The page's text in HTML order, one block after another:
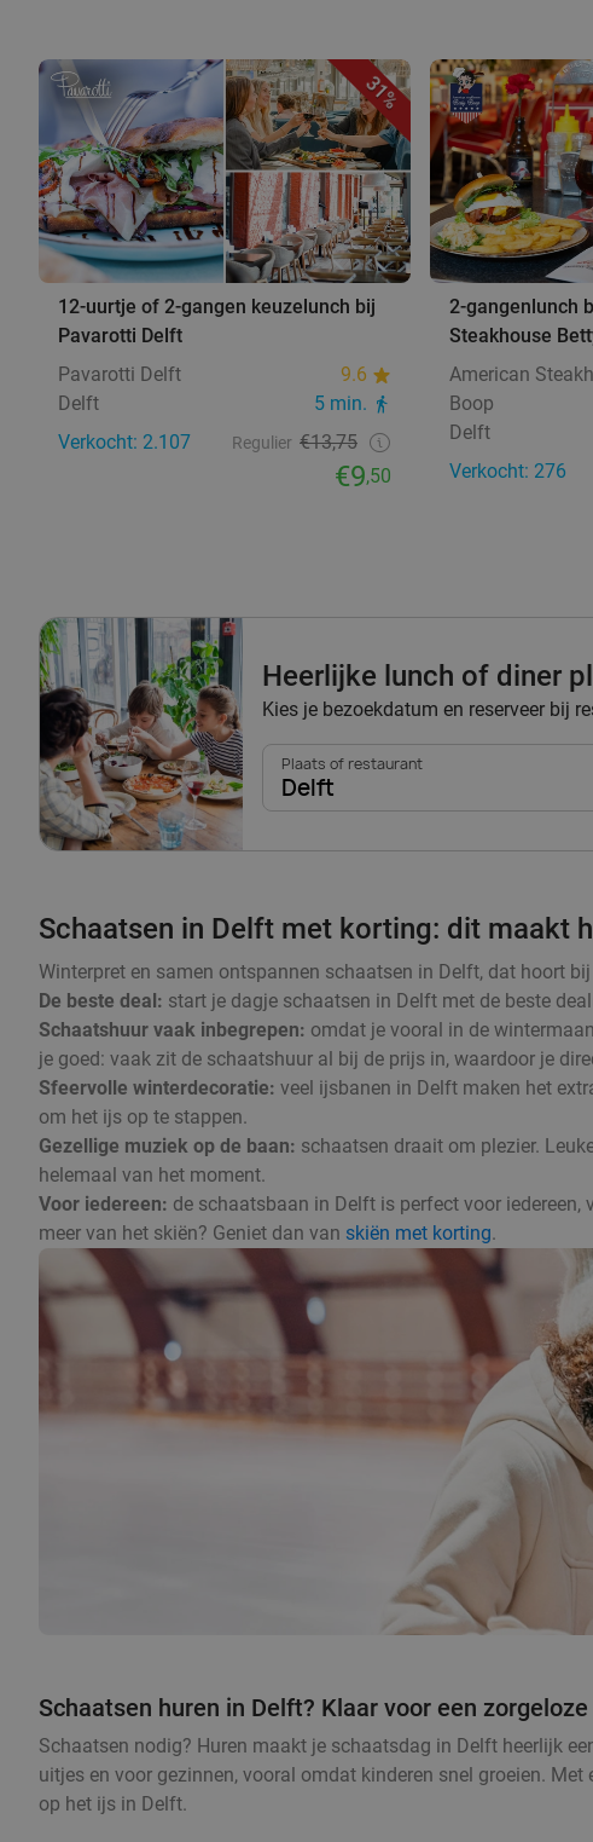
31%
12-uurtje of 2-gangen keuzelunch bij
Pavarotti Delft
Pavarotti Delft
9.6
Delft
5 min.
Verkocht: 2.107
Regulier €13,75
€9,50
2-gangenlunch
Steakhouse
American
Boop
Delft
Verkocht: 276
Heerlijke lunch of diner
Kies je bezoekdatum en reserveer bij
Plaats of restaurant
Delft
Schaatsen in Delft met korting: dit maakt
Winterpret en samen ontspannen schaatsen in Delft, dat hoort
De beste deal: start je dagje schaatsen in Delft met de beste
Schaatshuur vaak inbegrepen: omdat je vooral in de
je goed: vaak zit de schaatshuur al bij de prijs in, waardoor je
Sfeervolle winterdecoratie: veel ijsbanen in Delft maken het
om het ijs op te stappen.
Gezellige muziek op de baan: schaatsen draait om plezier.
helemaal van het moment.
Voor iedereen: de schaatsbaan in Delft is perfect voor iedereen,
meer van het skiën? Geniet dan van skiën met korting.
Schaatsen huren in Delft? Klaar voor een
Schaatsen nodig? Huren maakt je schaatsdag in Delft heerlijk
uitjes en voor gezinnen, vooral omdat kinderen snel groeien.
op het ijs in Delft.